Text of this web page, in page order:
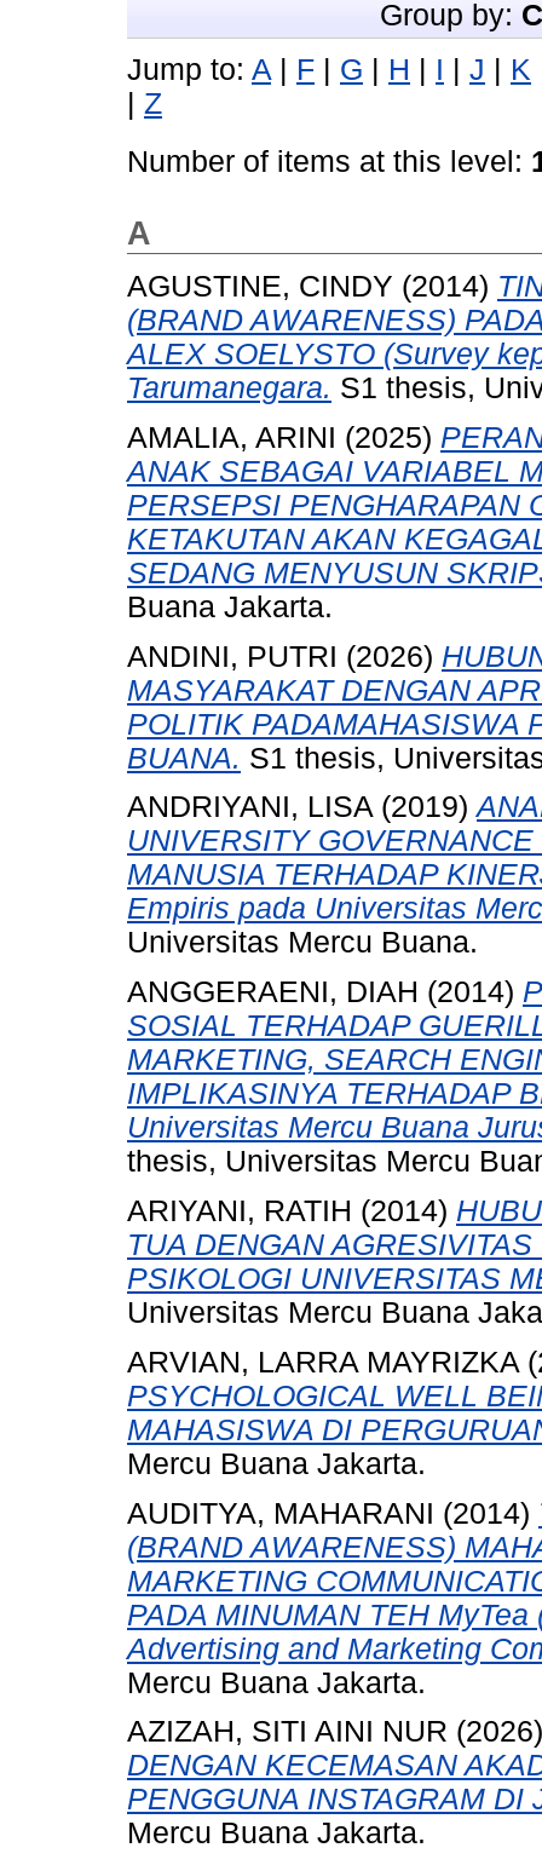
Group by:
Jump to: A F G H I J K
Z
Number of items at this level:
A
AGUSTINE, CINDY (2014)
(BRAND AWARENESS)
ALEX SOELYSTO (Survey
Tarumanegara. S1 thesis,
AMALIA, ARINI (2025)
ANAK SEBAGAI VARIABEL
PERSEPSI PENGHARAPAN
KETAKUTAN AKAN
SEDANG MENYUSUN
Buana Jakarta.
ANDINI, PUTRI (2026)
MASYARAKAT DENGAN
POLITIK PADAMAHASISWA
BUANA. S1 thesis,
ANDRIYANI, LISA (2019)
UNIVERSITY
MANUSIA TERHADAP
Empiris pada Universitas
Universitas Mercu Buana.
ANGGERAENI, DIAH (2014)
SOSIAL TERHADAP
MARKETING, SEARCH
IMPLIKASINYA TERHADAP
Universitas Mercu Buana
thesis, Universitas Mercu
ARIYANI, RATIH (2014)
TUA DENGAN
PSIKOLOGI UNIVERSITAS
Universitas Mercu Buana
ARVIAN, LARRA MAYRIZKA
PSYCHOLOGICAL WELL
MAHASISWA DI
Mercu Buana Jakarta.
AUDITYA, MAHARANI (2014)
(BRAND AWARENESS)
MARKETING
PADA MINUMAN TEH
Advertising and Marketing
Mercu Buana Jakarta.
AZIZAH, SITI AINI NUR
DENGAN KECEMASAN
PENGGUNA INSTAGRAM DI
Mercu Buana Jakarta.